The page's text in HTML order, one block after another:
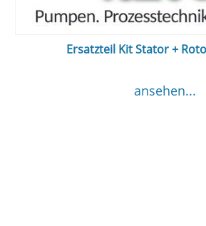
Ersatzteil Kit Stator +
ansehen...